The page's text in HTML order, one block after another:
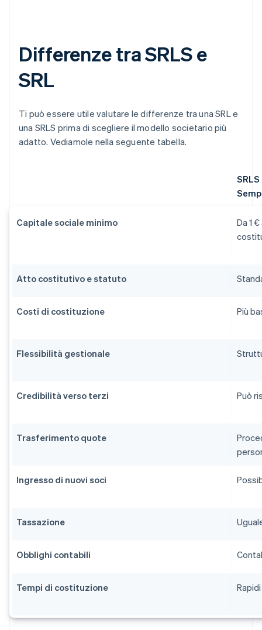
Differenze tra SRLS e
SRL
Ti può essere utile valutare le differenze tra una SRL e
una SRLS prima di scegliere il modello societario più
adatto. Vediamole nella seguente tabella.
Capitale sociale minimo
Da 1
Atto costitutivo e statuto
Costi di costituzione Più
Flessibilità gestionale
Credibilità verso terzi Può
Trasferimento quote
Ingresso di nuovi soci
Tassazione
Obblighi contabili
Tempi di costituzione